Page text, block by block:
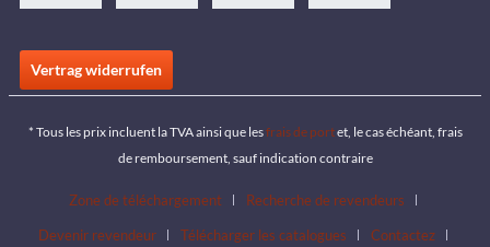
Vertrag widerrufen
* Tous les prix incluent la TVA ainsi que lesfrais de portet, le cas échéant, frais
de remboursement, sauf indication contraire
Zone de téléchargement
Recherche de revendeurs
Devenir revendeur
Télécharger les catalogues Contactez